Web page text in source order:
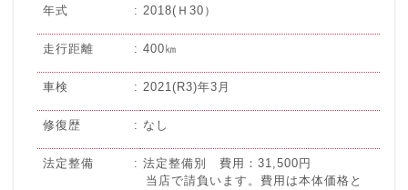
年式 2018(Ｈ30）
走行距離 400㎞
車検 2021(R3)年3月
修復歴 なし
法定整備
法定整備別 費用：31,500円
当店で請負います。費用は本体価格と